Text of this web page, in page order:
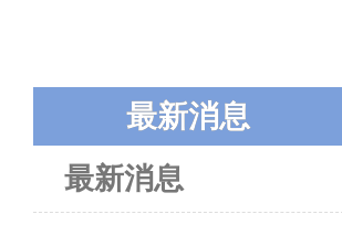
最新消息
最新消息